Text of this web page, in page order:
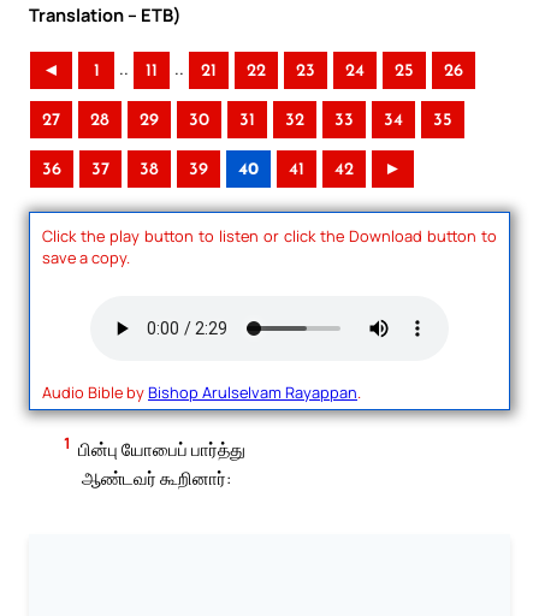
Translation – ETB)
◄ 1 .. 11 .. 21 22 23 24 25 26
27 28 29 30 31 32 33 34 35
36 37 38 39 40 41 42 ►
Click the play button to listen or click the Download button to
save a copy.
Audio Bible byBishop Arulselvam Rayappan.
1 பின்பு யோபைப் பார்த்து
ஆண்டவர் கூறினார்: